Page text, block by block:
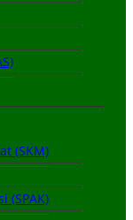
(SKM)
(SPAK)